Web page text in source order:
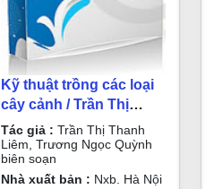
Kỹ thuật trồng các loại
cây cảnh / Trần Thị
Thanh Liêm, Trương
Ngọc Quỳnh biên soạn
Tác giả : Trần Thị Thanh
Liêm, Trương Ngọc Quỳnh
biên soạn
Nhà xuất bản : Nxb. Hà Nội